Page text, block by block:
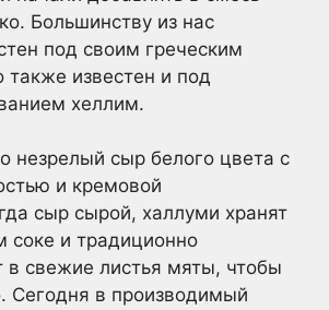
Большинству из нас
под своим греческим
также известен и под
хеллим.
незрелый сыр белого цвета с
и кремовой
сыр сырой, халлуми хранят
соке и традиционно
в свежие листья мяты, чтобы
Сегодня в производимый